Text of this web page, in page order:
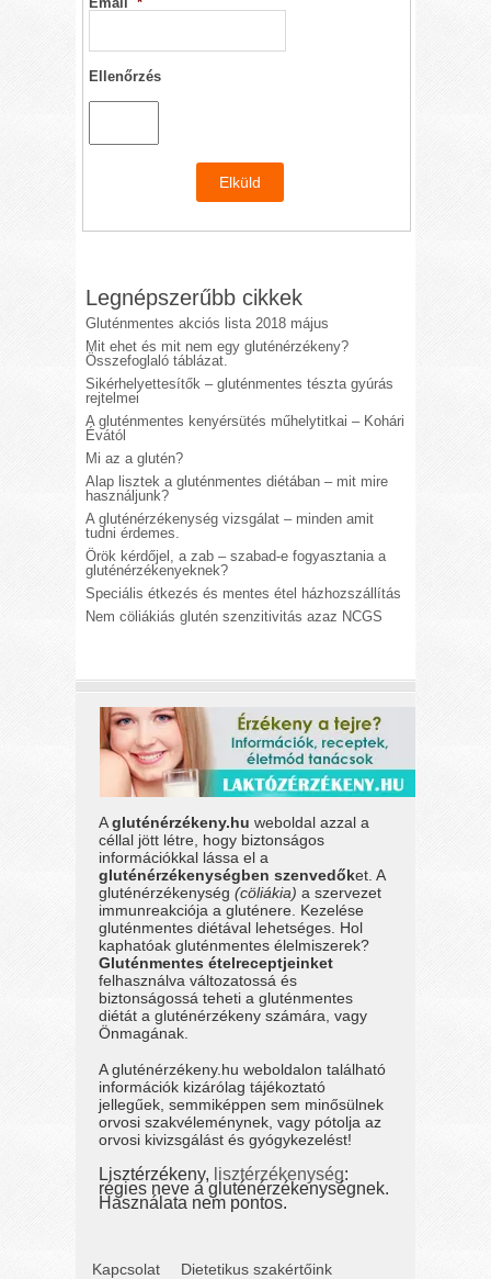
Ellenőrzés
Legnépszerűbb cikkek
Gluténmentes akciós lista 2018 május
Mit ehet és mit nem egy gluténérzékeny?
Összefoglaló táblázat.
Sikérhelyettesítők – gluténmentes tészta gyúrás
rejtelmei
A gluténmentes kenyérsütés műhelytitkai – Kohári
Évától
Mi az a glutén?
Alap lisztek a gluténmentes diétában – mit mire
használjunk?
A gluténérzékenység vizsgálat – minden amit
tudni érdemes.
Örök kérdőjel, a zab – szabad-e fogyasztania a
gluténérzékenyeknek?
Speciális étkezés és mentes étel házhozszállítás
Nem cöliákiás glutén szenzitivitás azaz NCGS
Agluténérzékeny.hu weboldal azzal a
céllal jött létre, hogy biztonságos
információkkal lássa el a
gluténérzékenységben szenvedőket. A
gluténérzékenység(cöliákia) a szervezet
immunreakciója a gluténere. Kezelése
gluténmentes diétával lehetséges. Hol
kaphatóak gluténmentes élelmiszerek?
Gluténmentes ételreceptjeinket
felhasználva változatossá és
biztonságossá teheti a gluténmentes
diétát a gluténérzékeny számára, vagy
Önmagának.
A gluténérzékeny.hu weboldalon található
információk kizárólag tájékoztató
jellegűek, semmiképpen sem minősülnek
orvosi szakvéleménynek, vagy pótolja az
orvosi kivizsgálást és gyógykezelést!
Lisztérzékeny, lisztérzékenység:
régies neve a gluténérzékenységnek.
Használata nem pontos.
Kapcsolat Dietetikus szakértőink